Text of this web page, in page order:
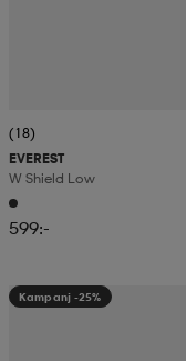
(18)
EVEREST
W Shield Low
599:-
Kampanj -25%